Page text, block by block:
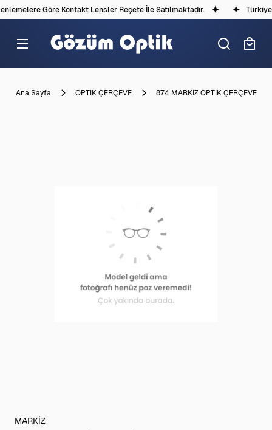
Göre Kontakt Lensler Reçete İle Satılmaktadır.
Ana Sayfa OPTİK ÇERÇEVE 874 MARKİZ OPTİK ÇERÇEVE
MARKİZ